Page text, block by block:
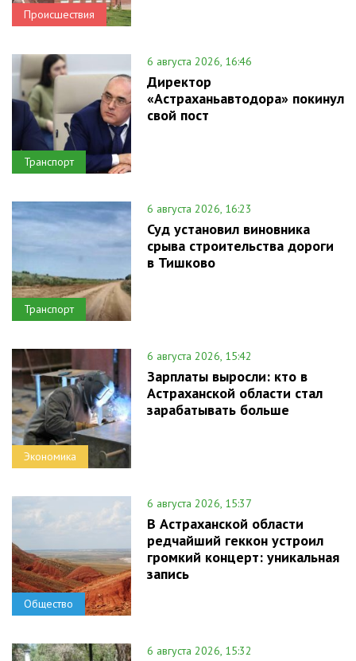
Происшествия
Транспорт
6 августа 2026, 16:46
Директор
«Астраханьавтодора» покинул
свой пост
Транспорт
6 августа 2026, 16:23
Суд установил виновника
срыва строительства дороги
в Тишково
Экономика
6 августа 2026, 15:42
Зарплаты выросли: кто в
Астраханской области стал
зарабатывать больше
Общество
6 августа 2026, 15:37
В Астраханской области
редчайший геккон устроил
громкий концерт: уникальная
запись
6 августа 2026, 15:32